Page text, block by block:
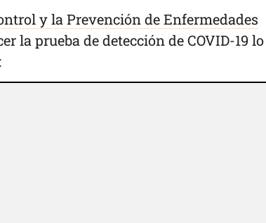
y la Prevención de Enfermedades
la prueba de detección de COVID-19 lo